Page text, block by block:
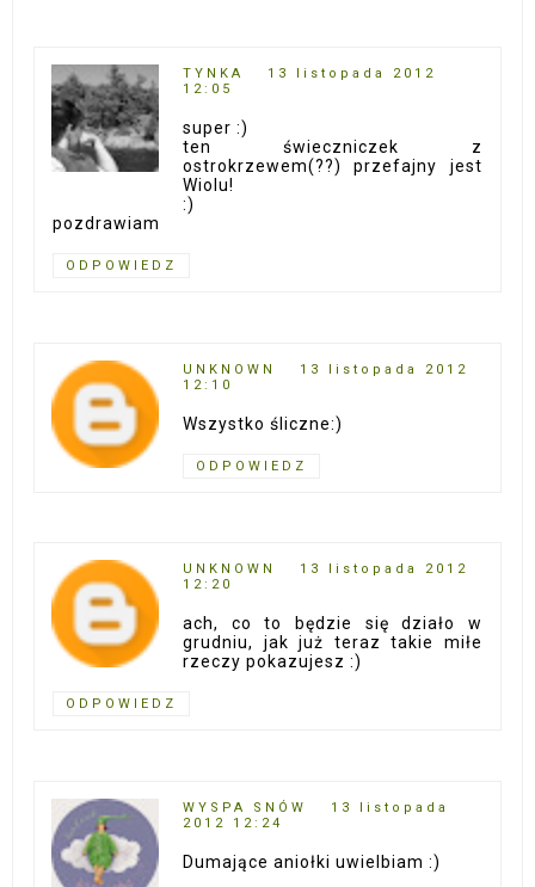
TYNKA
13 listopada 2012
12:05
super :)
ten świeczniczek z
ostrokrzewem(??) przefajny jest
Wiolu!
:)
pozdrawiam
ODPOWIEDZ
UNKNOWN
13 listopada 2012
12:10
Wszystko śliczne:)
ODPOWIEDZ
UNKNOWN
13 listopada 2012
12:20
ach, co to będzie się działo w
grudniu, jak już teraz takie miłe
rzeczy pokazujesz :)
ODPOWIEDZ
WYSPA SNÓW
13 listopada
2012 12:24
Dumające aniołki uwielbiam :)